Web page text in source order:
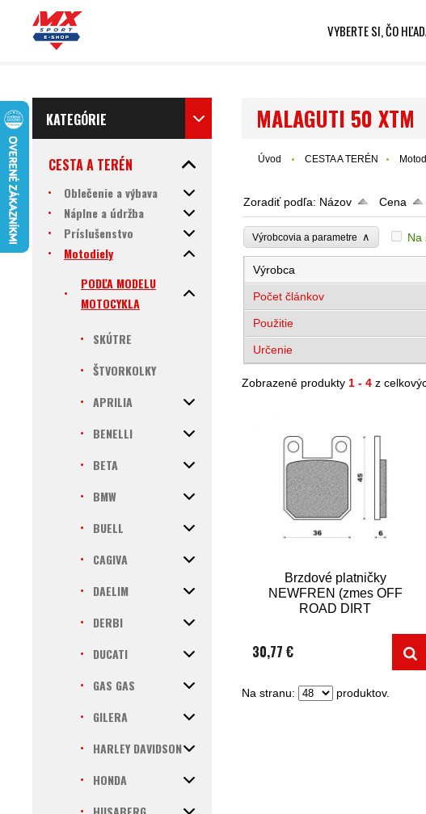
VYBERTE SI, ČO
KATEGÓRIE
CESTA A TERÉN
Oblečenie a výbava
Náplne a údržba
Príslušenstvo
Motodiely
PODĽA MODELU
MOTOCYKLA
SKÚTRE
ŠTVORKOLKY
APRILIA
BENELLI
BETA
BMW
BUELL
CAGIVA
DAELIM
DERBI
DUCATI
GAS GAS
GILERA
HARLEY DAVIDSON
HONDA
MALAGUTI 50 XTM
Úvod CESTA A TERÉN
Zoradiť podľa: Názov Cena
Výrobcovia a parametre ∧ Na
Výrobca
Počet článkov
Použitie
Určenie
Zobrazené produkty 1 - 4 z
Brzdové platničky
NEWFREN (zmes OFF
ROAD DIRT
30,77 €
Na stranu: produktov.